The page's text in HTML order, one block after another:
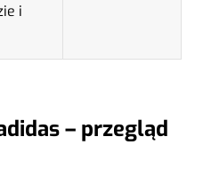
i
– przegląd